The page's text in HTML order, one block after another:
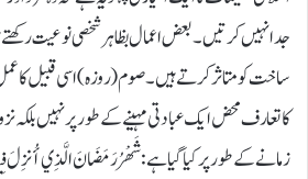
جدا نہیں کرتیں۔ بعض اعمال بظاہر شخصی نوعیت
ساخت کو متاثر کرتے ہیں۔ صوم (روزہ) اسی قبیل
کا تعارف محض ایک عبادتی مہینے کے طور پر نہیں
زمانے کے طور پر کیا گیا ہے: شَهْرُ رَمَضَانَ الَّذِي أُنزِلَ